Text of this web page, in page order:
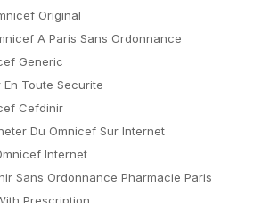
Original
A Paris Sans Ordonnance
Generic
Toute Securite
Cefdinir
Du Omnicef Sur Internet
Internet
Sans Ordonnance Pharmacie Paris